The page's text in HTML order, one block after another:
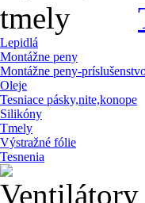
Lepidlá
Montážne peny
Montážne peny-
Oleje
Tesniace pásky,nite,konope
Silikóny
Tmely
Výstražné fólie
Tesnenia